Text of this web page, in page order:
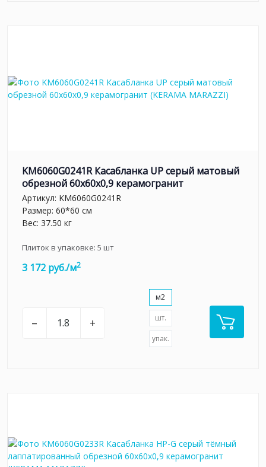
KM6060G0241R Касабланка UP серый матовый
обрезной 60x60x0,9 керамогранит
Артикул: KM6060G0241R
Размер: 60*60 см
Вес: 37.50 кг
Плиток в упаковке: 5 шт
3 172 руб./м2
– +
м2
шт.
упак.